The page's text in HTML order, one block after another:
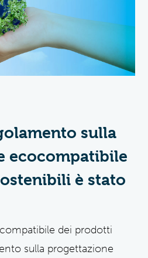
sulla
ecocompatibile
è stato
dei prodotti
sulla progettazione